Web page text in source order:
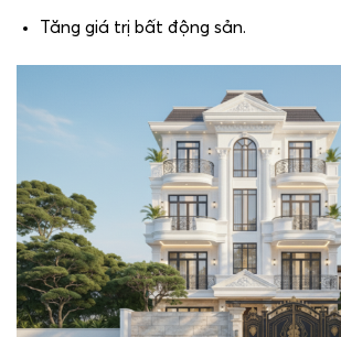
Tăng giá trị bất động sản.